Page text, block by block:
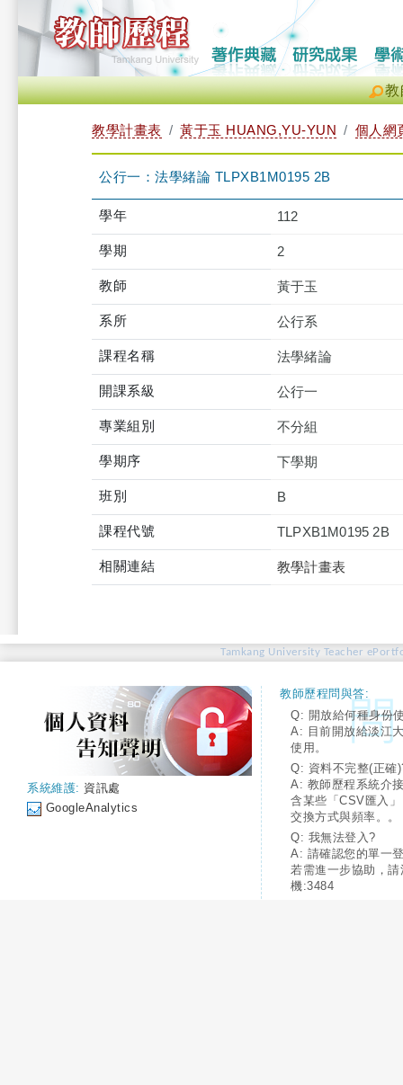
教
教學計畫表 黃于玉 HUANG,YU-YUN 個人網
公行一：法學緒論 TLPXB1M0195 2B
學年 112
學期 2
教師 黃于玉
系所 公行系
課程名稱 法學緒論
開課系級 公行一
專業組別 不分組
學期序 下學期
班別 B
課程代號 TLPXB1M0195 2B
相關連結 教學計畫表
Tamkang University Teacher
系統維護: 資訊處
GoogleAnalytics
教師歷程問與答:
Q: 開放給何種身份
A: 目前開放給淡江
使用。
Q: 資料不完整(正確
A: 教師歷程系統介
含某些「CSV匯入
交換方式與頻率。。
Q: 我無法登入?
A: 請確認您的單一
若需進一步協助，
機:3484